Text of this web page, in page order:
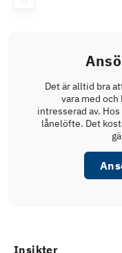
Det är alltid bra
vara med
intresserad av.
lånelöfte. Det
Insikter